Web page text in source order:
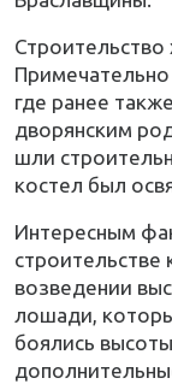
Строительство
где ранее
дворянским
шли
костел был
Интересным
возведении
лошади,
боялись